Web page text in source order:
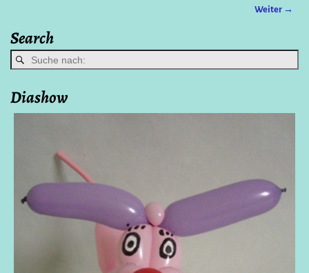
Weiter →
Search
Diashow